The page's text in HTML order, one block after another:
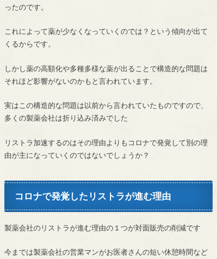
ったのです。
これによって薬が少なくなっていくのでは？という傾向が出て
くるからです。
しかし薬の高額化や多種多様な薬が出ることで構造的な問題は
それほど影響がないのかもと言われています。
実はこの構造的な問題は以前から言われていたものですので、
多くの製薬会社は折り込み済みでした
リストラ加速するのはその理由よりもコロナで発覚して別の理
由が主になっていくのではないでしょうか？
コロナで発覚したリストラが進む理由
製薬会社のリストラが進む理由の１つが対面販売の削減です
今までは製薬会社の営業マンがお医者さんの短い休憩時間など